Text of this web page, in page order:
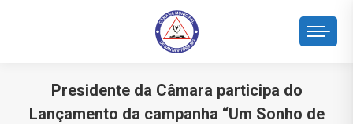
Presidente da Câmara participa do
Lançamento da campanha “Um Sonho de